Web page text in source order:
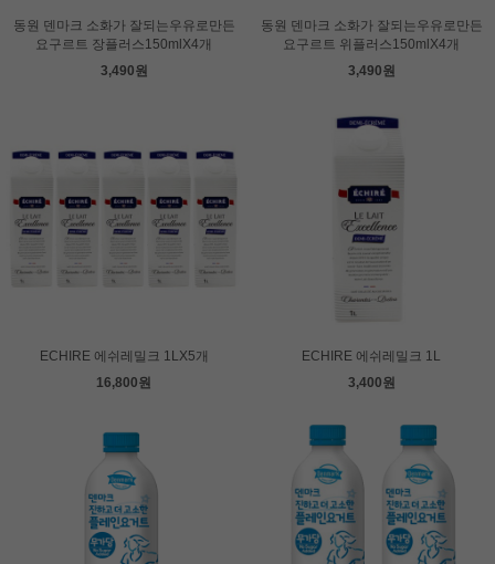
동원 덴마크 소화가 잘되는우유로만든
요구르트 장플러스150mlX4개
3,490원
동원 덴마크 소화가 잘되는우유로만든
요구르트 위플러스150mlX4개
3,490원
ECHIRE 에쉬레밀크 1LX5개
16,800원
ECHIRE 에쉬레밀크 1L
3,400원